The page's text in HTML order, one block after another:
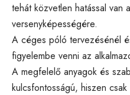
tehát közvetlen hatással van
versenyképességére.
A céges póló tervezésénél
figyelembe venni az
A megfelelő anyagok és
kulcsfontosságú, hiszen